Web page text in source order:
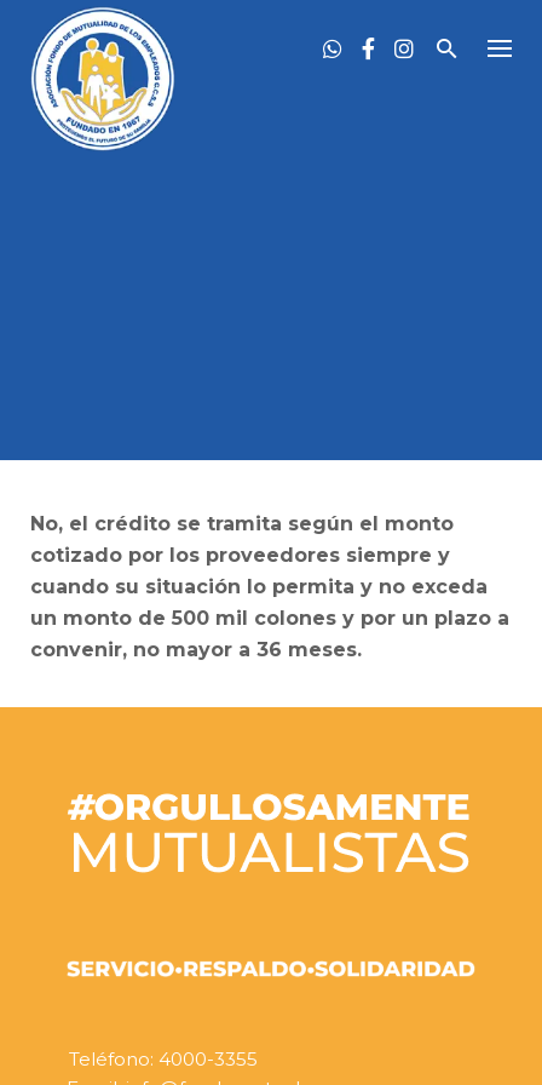
content
No, el crédito se tramita según el monto
cotizado por los proveedores siempre y
cuando su situación lo permita y no exceda
un monto de 500 mil colones y por un plazo a
convenir, no mayor a 36 meses.
Teléfono: 4000-3355